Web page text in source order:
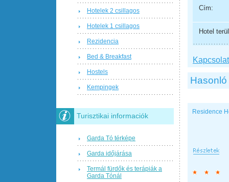
Cím:
Hotel
Residence
Hotelek 2 csillagos
Hotelek 1 csillagos
Rezidencia
Bed & Breakfast
Hostels
Kempingek
Turisztikai informaciók
Garda Tó térképe
Garda időjárása
Termál fürdők és terápiák a
Garda Tónál